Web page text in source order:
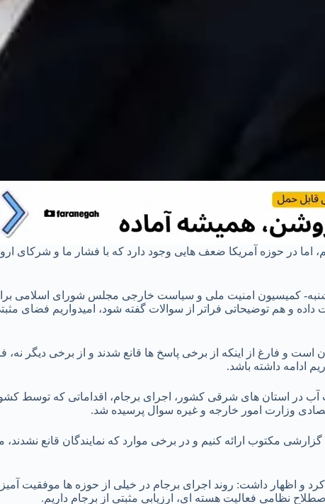
در حوزه آمریکا ضعف هایی وجود دارد که با فشار ما و شرکای
کمیسیون امنیت ملی و سیاست خارجی مجلس شورای اسلامی
و هم توضیحاتی فراتر از سوالات گفته شود، امیدواریم فضای
است و فارغ از اینکه از برخی پاسخ ها قانع شدند و از برخی دیگر
ادامه داشته باشد.
استان های شرقی کشور، اجرای برجام، اقداماتی که توسط
وزارت امور خارجه و غیره سوال پرسیده شد.
مکتوب ارائه کنیم و در برخی موارد که نمایندگان قانع نشدند،
و اظهار داشت: روند اجرای برجام در خیلی از حوزه ها موفقیت
نظامی فعالیت هسته ای، ارزیابی مثبتی از برجام داریم.